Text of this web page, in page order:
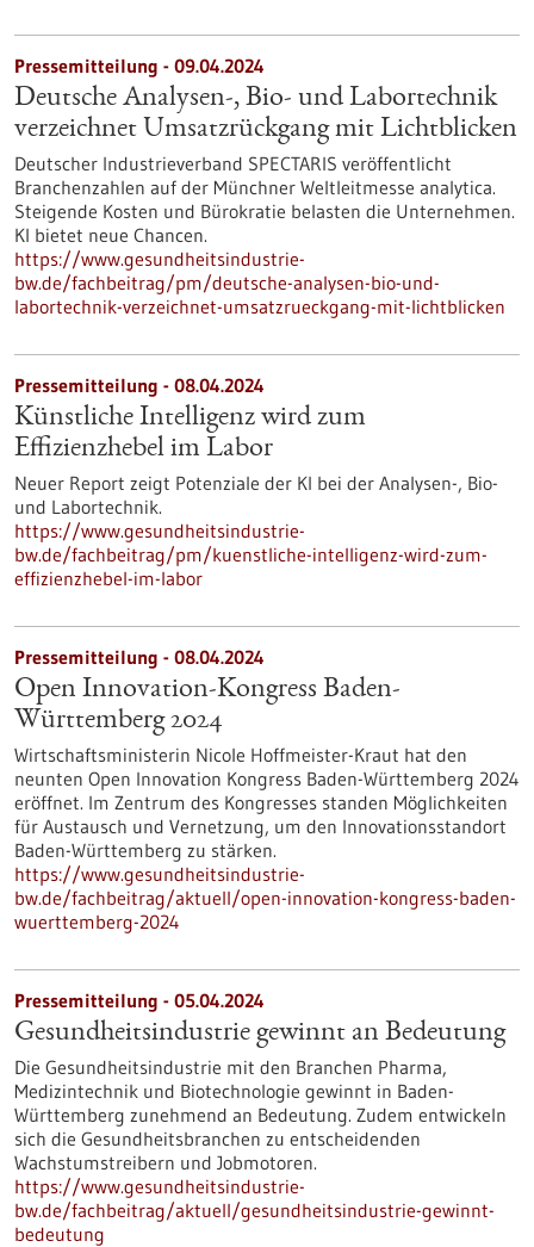
Pressemitteilung - 09.04.2024
Deutsche Analysen-, Bio- und Labortechnik
verzeichnet Umsatzrückgang mit Lichtblicken
Deutscher Industrieverband SPECTARIS veröffentlicht
Branchenzahlen auf der Münchner Weltleitmesse analytica.
Steigende Kosten und Bürokratie belasten die Unternehmen.
KI bietet neue Chancen.
https://www.gesundheitsindustrie-
bw.de/fachbeitrag/pm/deutsche-analysen-bio-und-
labortechnik-verzeichnet-umsatzrueckgang-mit-lichtblicken
Pressemitteilung - 08.04.2024
Künstliche Intelligenz wird zum
Effizienzhebel im Labor
Neuer Report zeigt Potenziale der KI bei der Analysen-, Bio-
und Labortechnik.
https://www.gesundheitsindustrie-
bw.de/fachbeitrag/pm/kuenstliche-intelligenz-wird-zum-
effizienzhebel-im-labor
Pressemitteilung - 08.04.2024
Open Innovation-Kongress Baden-
Württemberg 2024
Wirtschaftsministerin Nicole Hoffmeister-Kraut hat den
neunten Open Innovation Kongress Baden-Württemberg 2024
eröffnet. Im Zentrum des Kongresses standen Möglichkeiten
für Austausch und Vernetzung, um den Innovationsstandort
Baden-Württemberg zu stärken.
https://www.gesundheitsindustrie-
bw.de/fachbeitrag/aktuell/open-innovation-kongress-baden-
wuerttemberg-2024
Pressemitteilung - 05.04.2024
Gesundheitsindustrie gewinnt an Bedeutung
Die Gesundheitsindustrie mit den Branchen Pharma,
Medizintechnik und Biotechnologie gewinnt in Baden-
Württemberg zunehmend an Bedeutung. Zudem entwickeln
sich die Gesundheitsbranchen zu entscheidenden
Wachstumstreibern und Jobmotoren.
https://www.gesundheitsindustrie-
bw.de/fachbeitrag/aktuell/gesundheitsindustrie-gewinnt-
bedeutung